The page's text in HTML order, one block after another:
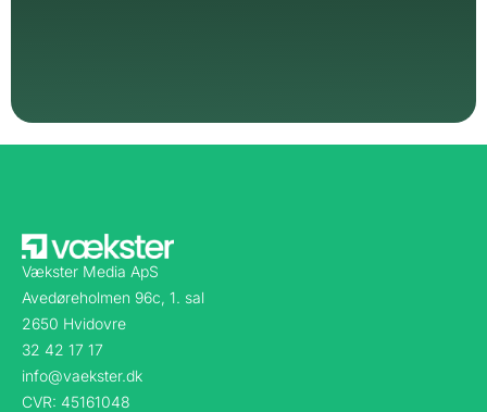
Vækster Media ApS
Avedøreholmen 96c, 1. sal
2650 Hvidovre
32 42 17 17
info@vaekster.dk
CVR: 45161048